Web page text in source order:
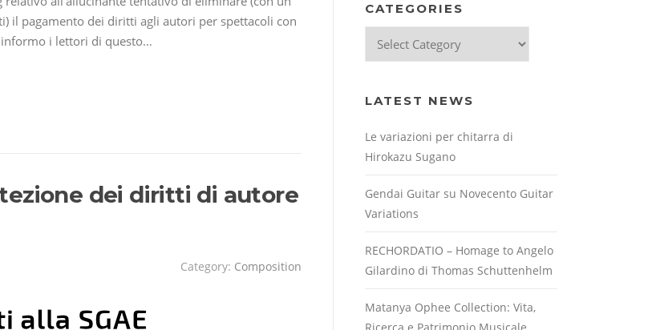
il pagamento dei diritti agli autori per spettacoli con
informo i lettori di questo…
dei diritti di autore
Category: Composition
CATEGORIES
LATEST NEWS
Le variazioni per chitarra di
Hirokazu Sugano
Gendai Guitar su Novecento Guitar
Variations
RECHORDATIO – Homage to Angelo
Gilardino di Thomas Schuttenhelm
Matanya Ophee Collection: Vita,